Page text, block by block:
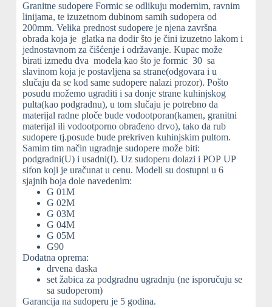
Granitne sudopere Formic se odlikuju modernim, ravnim
linijama, te izuzetnom dubinom samih sudopera od
200mm. Velika prednost sudopere je njena završna
obrada koja je glatka na dodir što je čini izuzetno lakom i
jednostavnom za čišćenje i održavanje. Kupac može
birati između dva modela kao što je formic 30 sa
slavinom koja je postavljena sa strane(odgovara i u
slučaju da se kod same sudopere nalazi prozor). Pošto
posudu možemo ugraditi i sa donje strane kuhinjskog
pulta(kao podgradnu), u tom slučaju je potrebno da
materijal radne ploče bude vodootporan(kamen, granitni
materijal ili vodootporno obrađeno drvo), tako da rub
sudopere tj.posude bude prekriven kuhinjskim pultom.
Samim tim način ugradnje sudopere može biti:
podgradni(U) i usadni(I). Uz sudoperu dolazi i POP UP
sifon koji je uračunat u cenu. Modeli su dostupni u 6
sjajnih boja dole navedenim:
G 01M
G 02M
G 03M
G 04M
G 05M
G90
Dodatna oprema:
drvena daska
set žabica za podgradnu ugradnju (ne isporučuju se
sa sudoperom)
Garancija na sudoperu je 5 godina.